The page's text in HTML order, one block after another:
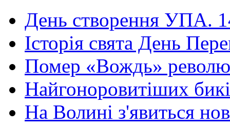
День створення УПА.
Історія свята День
Помер «Вождь»
Найгоноровитіших
На Волині з'явиться